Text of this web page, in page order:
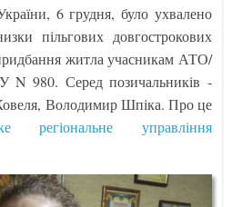
6 грудня, було ухвалено
пільгових довгострокових
житла учасникам АТО/
980. Серед позичальників -
Володимир Шпіка. Про це
регіональне управління